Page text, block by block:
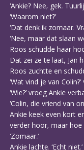
‘Ankie? Nee, gek.
‘Waarom niet?’
‘Dat denk ik zomaar.
‘Nee, maar dat slaan
Roos schudde haar
Dat zei ze te laat, Jan
Roos zuchtte en
‘Wat vind je van Colin?’
‘Wie?’ vroeg Ankie
‘Colin, die vriend van
Ankie keek even kort
verder hoor, maar hoe
‘Zomaar.’
Ankie lachte. ‘Echt niet.’